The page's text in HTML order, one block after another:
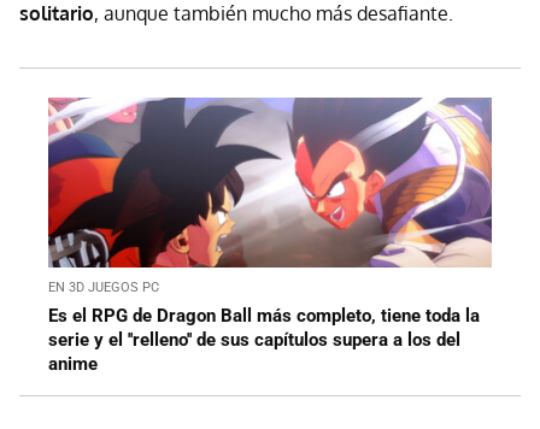
solitario, aunque también mucho más desafiante.
EN 3D JUEGOS PC
Es el RPG de Dragon Ball más completo, tiene toda la
serie y el ''relleno'' de sus capítulos supera a los del
anime